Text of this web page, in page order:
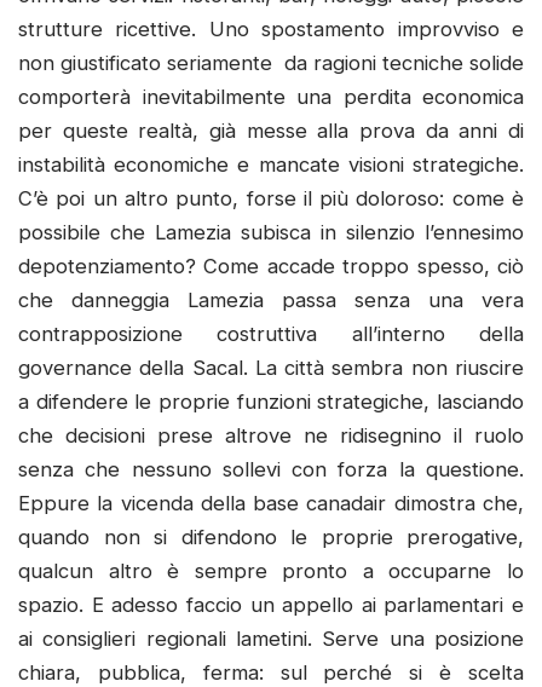
strutture ricettive. Uno spostamento improvviso e
non giustificato seriamente da ragioni tecniche solide
comporterà inevitabilmente una perdita economica
per queste realtà, già messe alla prova da anni di
instabilità economiche e mancate visioni strategiche.
C’è poi un altro punto, forse il più doloroso: come è
possibile che Lamezia subisca in silenzio l’ennesimo
depotenziamento? Come accade troppo spesso, ciò
che danneggia Lamezia passa senza una vera
contrapposizione costruttiva all’interno della
governance della Sacal. La città sembra non riuscire
a difendere le proprie funzioni strategiche, lasciando
che decisioni prese altrove ne ridisegnino il ruolo
senza che nessuno sollevi con forza la questione.
Eppure la vicenda della base canadair dimostra che,
quando non si difendono le proprie prerogative,
qualcun altro è sempre pronto a occuparne lo
spazio. E adesso faccio un appello ai parlamentari e
ai consiglieri regionali lametini. Serve una posizione
chiara, pubblica, ferma: sul perché si è scelta